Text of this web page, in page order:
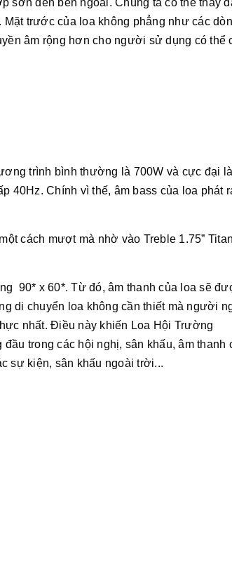
trước của loa không phẳng như các
âm rộng hơn cho người sử dụng có thể
trình bình thường là 700W và cực đại là
40Hz. Chính vì thế, âm bass của loa phát
cách mượt mà nhờ vào Treble 1.75”
90* x 60*. Từ đó, âm thanh của loa sẽ
di chuyển loa không cần thiết mà người
nhất. Điều này khiến Loa Hội Trường
trong các hội nghị, sân khấu, âm thanh
sự kiện, sân khấu ngoài trời...